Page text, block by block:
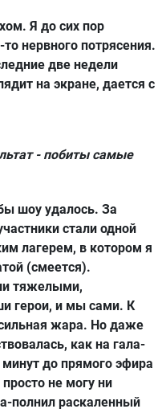
Я до сих пор
нервного потрясения.
две недели
на экране, дается с
- побиты самые
шоу удалось. За
стали одной
лагерем, в котором я
(смеется).
тяжелыми,
герои, и мы сами. К
жара. Но даже
как на гала-
до прямого эфира
не могу ни
полнил раскаленный